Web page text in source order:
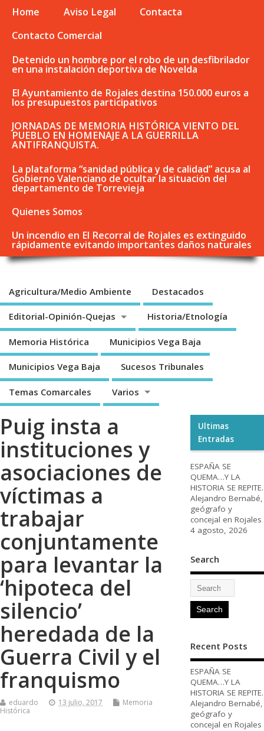
Home Aviso Legal
Contacta
Contacto Comercial
Detenido un hombre por el robo de un desfibrilador
en una instalación deportiva de Novelda
El Ayuntamiento de Rojales destina 150.000 euros a
los presupuestos participativos
JORNADAS DE MEMORIA HISTÓRICA VIENTO DEL
PUEBLO EN HOMENAJE A LA GUERRILLA
ANTIFRANQUISTA.
La plataforma “sanidad pública y de calidad” acusa al
Gobierno Valenciano de ocultar la situación del
departamento de Torrevieja
Quienes Somos
Un incendio en El Recorral de Rojales es extinguido
rápidamente evitando importantes daños naturales
Agricultura/Medio Ambiente Destacados
Editorial-Opinión-Quejas Historia/Etnología
Memoria Histórica Municipios Vega Baja
Municipios Vega Baja Sucesos Tribunales
Temas Comarcales Varios
Puig insta a
instituciones y
asociaciones de
víctimas a
trabajar
conjuntamente
para levantar la
‘hipoteca del
silencio’
heredada de la
Guerra Civil y el
franquismo
eduardo 13 julio, 2017
Memoria
Histórica
Ultimas
Entradas
ESPAÑA SE
QUEMA…Y LA
HISTORIA SE REPITE.
Alejandro Bernabé,
geógrafo y
concejal en Rojales
4 agosto, 2026
Search
Recent Posts
ESPAÑA SE
QUEMA…Y LA
HISTORIA SE REPITE.
Alejandro Bernabé,
geógrafo y
concejal en Rojales